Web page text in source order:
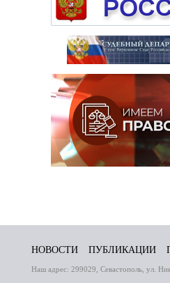
НОВОСТИ ПУБЛИКАЦИИ
Наш адрес: 299029, Севастополь, ул.